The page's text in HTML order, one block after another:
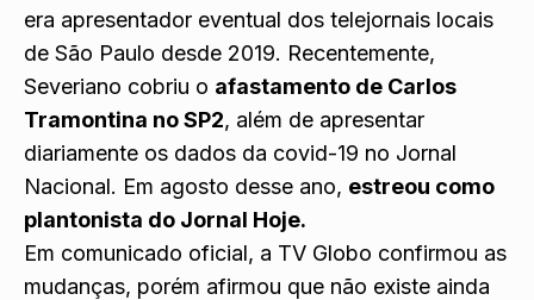
era apresentador eventual dos telejornais locais
de São Paulo desde 2019. Recentemente,
Severiano cobriu o afastamento de Carlos
Tramontina no SP2, além de apresentar
diariamente os dados da covid-19 no Jornal
Nacional. Em agosto desse ano, estreou como
plantonista do Jornal Hoje.
Em comunicado oficial, a TV Globo confirmou as
mudanças, porém afirmou que não existe ainda